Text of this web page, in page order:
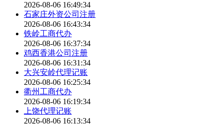
2026-08-06 16:49:34
石家庄外资公司注册
2026-08-06 16:43:34
铁岭工商代办
2026-08-06 16:37:34
鸡西香港公司注册
2026-08-06 16:31:34
大兴安岭代理记账
2026-08-06 16:25:34
衢州工商代办
2026-08-06 16:19:34
上饶代理记账
2026-08-06 16:13:34